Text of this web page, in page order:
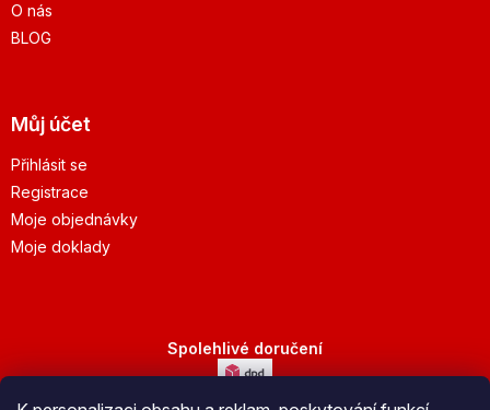
O nás
BLOG
Můj účet
Přihlásit se
Registrace
Moje objednávky
Moje doklady
Spolehlivé doručení